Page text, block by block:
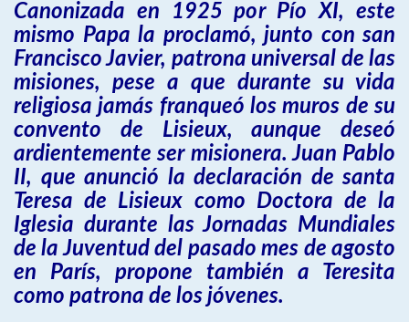
Canonizada en 1925 por Pío XI, este
mismo Papa la proclamó, junto con san
Francisco Javier, patrona universal de las
misiones, pese a que durante su vida
religiosa jamás franqueó los muros de su
convento de Lisieux, aunque deseó
ardientemente ser misionera. Juan Pablo
II, que anunció la declaración de santa
Teresa de Lisieux como Doctora de la
Iglesia durante las Jornadas Mundiales
de la Juventud del pasado mes de agosto
en París, propone también a Teresita
como patrona de los jóvenes.